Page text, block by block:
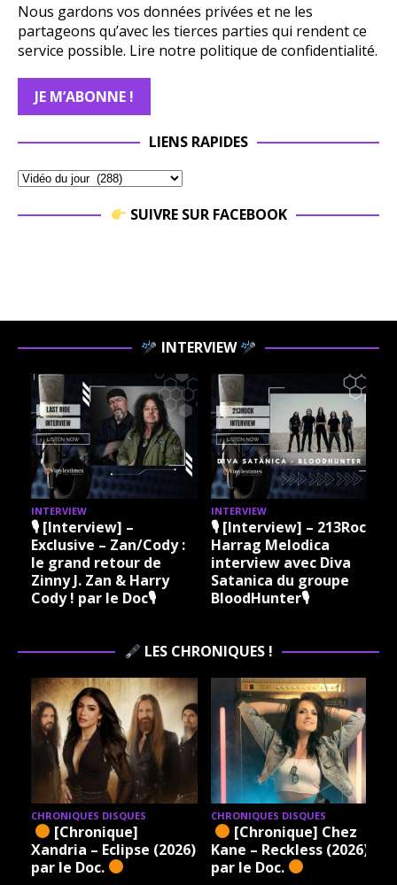
Nous gardons vos données privées et ne les
partageons qu’avec les tierces parties qui rendent ce
service possible. Lire notre politique de confidentialité.
LIENS RAPIDES
SUIVRE SUR FACEBOOK
INTERVIEW
INTERVIEW
🎙 [Interview] –
Exclusive – Zan/Cody :
le grand retour de
Zinny J. Zan & Harry
Cody ! par le Doc🎙
INTERVIEW
🎙 [Interview] – 213Rock
Harrag Melodica
interview avec Diva
Satanica du groupe
BloodHunter🎙
LES CHRONIQUES !
CHRONIQUES DISQUES
[Chronique]
Xandria – Eclipse (2026)
par le Doc.
CHRONIQUES DISQUES
[Chronique] Chez
Kane – Reckless (2026)
par le Doc.